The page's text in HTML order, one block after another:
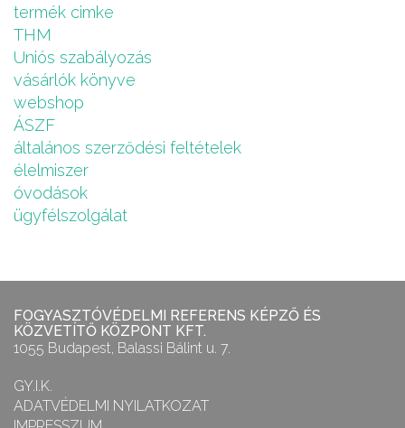
termék cimke
THM
Uniós szabályozás
vásárlók könyve
webshop
ÁSZF
általános szerződési feltételek
élelmiszer
óvodások
ügyfélszolgálat
FOGYASZTÓVÉDELMI REFERENS KÉPZŐ ÉS
KÖZVETÍTŐ KÖZPONT KFT.
1055 Budapest, Balassi Bálint u. 7.
GY.I.K.
ADATVÉDELMI NYILATKOZAT